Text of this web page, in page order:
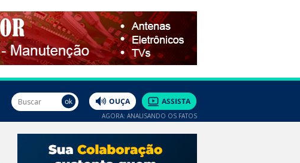
AGORA: ANALISANDO OS FATOS